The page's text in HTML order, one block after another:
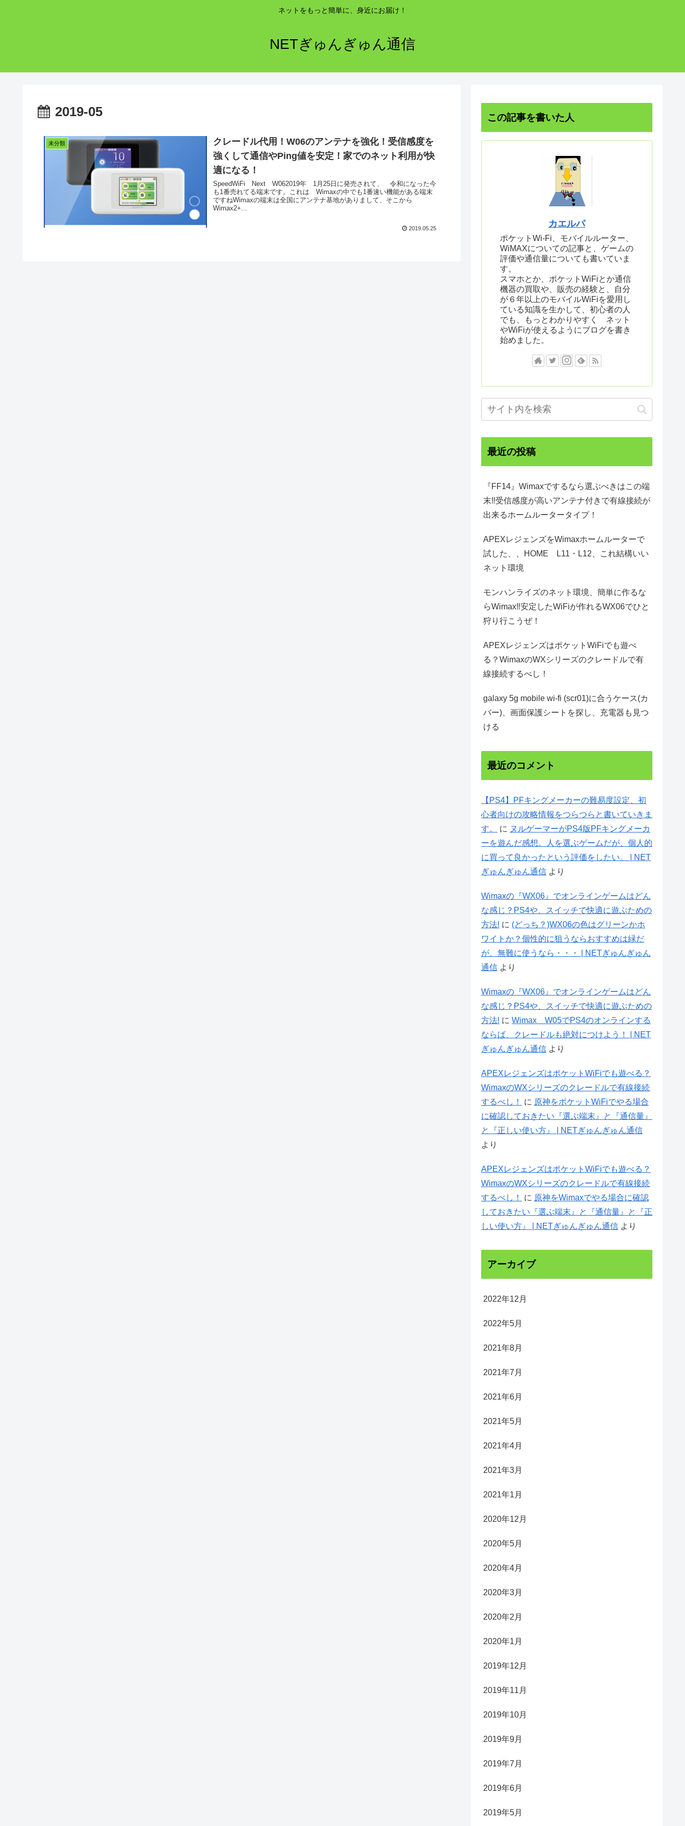
ネットをもっと簡単に、身近にお届け！
NETぎゅんぎゅん通信
2019-05
未分類
クレードル代用！W06のアンテナを強化！受信感度を
強くして通信やPing値を安定！家でのネット利用が快
適になる！
SpeedWiFi Next W062019年 1月25日に発売されて、 令和になった今
も1番売れてる端末です。これは Wimaxの中でも1番速い機能がある端末
ですねWimaxの端末は全国にアンテナ基地がありまして、そこから
Wimax2+...
2019.05.25
この記事を書いた人
カエルパ
ポケットWi-Fi、モバイルルーター、
WiMAXについての記事と、ゲームの
評価や通信量についても書いていま
す。
スマホとか、ポケットWiFiとか通信
機器の買取や、販売の経験と、自分
が６年以上のモバイルWiFiを愛用し
ている知識を生かして、初心者の人
でも、もっとわかりやすく ネット
やWiFiが使えるようにブログを書き
始めました。
最近の投稿
『FF14』Wimaxでするなら選ぶべきはこの端
末‼受信感度が高いアンテナ付きで有線接続が
出来るホームルータータイプ！
APEXレジェンズをWimaxホームルーターで
試した、、HOME L11・L12、これ結構いい
ネット環境
モンハンライズのネット環境、簡単に作るな
らWimax‼安定したWiFiが作れるWX06でひと
狩り行こうぜ！
APEXレジェンズはポケットWiFiでも遊べ
る？WimaxのWXシリーズのクレードルで有
線接続するべし！
galaxy 5g mobile wi-fi (scr01)に合うケース(カ
バー)、画面保護シートを探し、充電器も見つ
ける
最近のコメント
【PS4】PFキングメーカーの難易度設定、初
心者向けの攻略情報をつらつらと書いていきま
す。
に ヌルゲーマーがPS4版PFキングメーカ
ーを遊んだ感想。人を選ぶゲームだが、個人的
に買って良かったという評価をしたい。 | NET
ぎゅんぎゅん通信 より
Wimaxの『WX06』でオンラインゲームはどん
な感じ？PS4や、スイッチで快適に遊ぶための
方法! に (どっち？)WX06の色はグリーンかホ
ワイトか？個性的に狙うならおすすめは緑だ
が、無難に使うなら・・・ | NETぎゅんぎゅん
通信 より
Wimaxの『WX06』でオンラインゲームはどん
な感じ？PS4や、スイッチで快適に遊ぶための
方法! に Wimax W05でPS4のオンラインする
ならば、クレードルも絶対につけよう！ | NET
ぎゅんぎゅん通信 より
APEXレジェンズはポケットWiFiでも遊べる？
WimaxのWXシリーズのクレードルで有線接続
するべし！
に 原神をポケットWiFiでやる場合
に確認しておきたい『選ぶ端末』と『通信量』
と『正しい使い方』 | NETぎゅんぎゅん通信
より
APEXレジェンズはポケットWiFiでも遊べる？
WimaxのWXシリーズのクレードルで有線接続
するべし！
に 原神をWimaxでやる場合に確認
しておきたい『選ぶ端末』と『通信量』と『正
しい使い方』 | NETぎゅんぎゅん通信 より
アーカイブ
2022年12月
2022年5月
2021年8月
2021年7月
2021年6月
2021年5月
2021年4月
2021年3月
2021年1月
2020年12月
2020年5月
2020年4月
2020年3月
2020年2月
2020年1月
2019年12月
2019年11月
2019年10月
2019年9月
2019年7月
2019年6月
2019年5月